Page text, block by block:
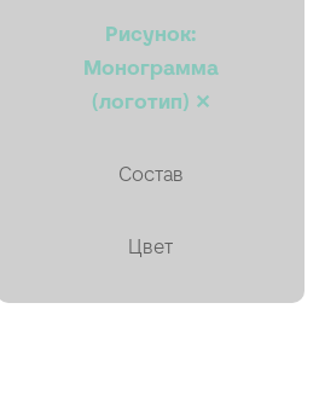
Мех искусственный
Органза
Пайетки
Плиссе (гофре)
Рисунок:
Монограмма
(логотип) ✕
Состав
Цвет